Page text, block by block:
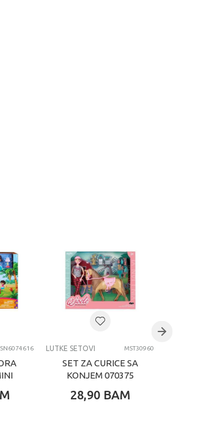
SN6074616 LUTKE SETOVI MST30960
SET ZA CURICE SA
KONJEM 070375
28,90 BAM